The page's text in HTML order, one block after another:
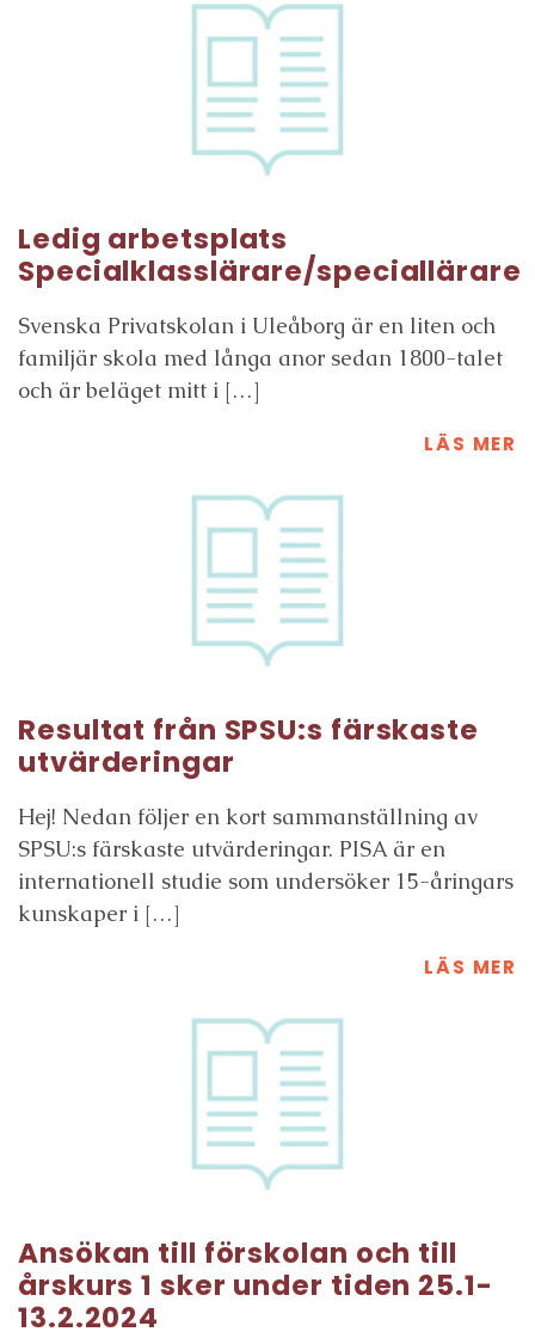
Ledig arbetsplats
Specialklasslärare/speciallärare
Svenska Privatskolan i Uleåborg är en liten och
familjär skola med långa anor sedan 1800-talet
och är beläget mitt i […]
LÄS MER
Resultat från SPSU:s färskaste
utvärderingar
Hej! Nedan följer en kort sammanställning av
SPSU:s färskaste utvärderingar. PISA är en
internationell studie som undersöker 15-åringars
kunskaper i […]
LÄS MER
Ansökan till förskolan och till
årskurs 1 sker under tiden 25.1-
13.2.2024